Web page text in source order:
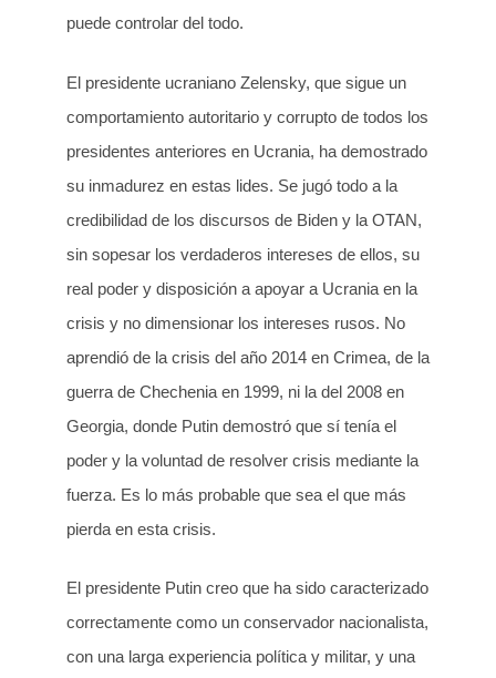
puede controlar del todo.
El presidente ucraniano Zelensky, que sigue un
comportamiento autoritario y corrupto de todos los
presidentes anteriores en Ucrania, ha demostrado
su inmadurez en estas lides. Se jugó todo a la
credibilidad de los discursos de Biden y la OTAN,
sin sopesar los verdaderos intereses de ellos, su
real poder y disposición a apoyar a Ucrania en la
crisis y no dimensionar los intereses rusos. No
aprendió de la crisis del año 2014 en Crimea, de la
guerra de Chechenia en 1999, ni la del 2008 en
Georgia, donde Putin demostró que sí tenía el
poder y la voluntad de resolver crisis mediante la
fuerza. Es lo más probable que sea el que más
pierda en esta crisis.
El presidente Putin creo que ha sido caracterizado
correctamente como un conservador nacionalista,
con una larga experiencia política y militar, y una